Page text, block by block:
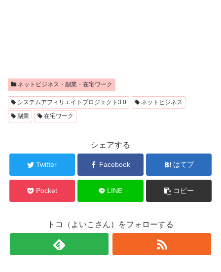
ネットビジネス・副業・在宅ワーク
システムアフィリエイトプロジェクト3.0
ネットビジネス
副業
在宅ワーク
シェアする
Twitter Facebook はてブ
Pocket LINE コピー
トコ（よいこさん）をフォローする